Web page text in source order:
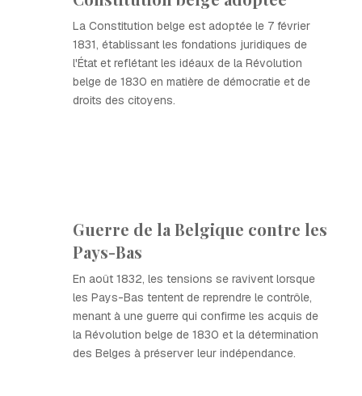
La Constitution belge est adoptée le 7 février
1831, établissant les fondations juridiques de
l'État et reflétant les idéaux de la Révolution
belge de 1830 en matière de démocratie et de
droits des citoyens.
Guerre de la Belgique contre les
Pays-Bas
En août 1832, les tensions se ravivent lorsque
les Pays-Bas tentent de reprendre le contrôle,
menant à une guerre qui confirme les acquis de
la Révolution belge de 1830 et la détermination
des Belges à préserver leur indépendance.